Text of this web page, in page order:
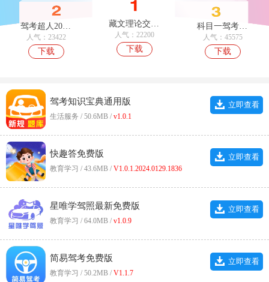
驾考超人2026官方版
人气：23422
下载
藏文理论交规官方最新版
人气：22200
下载
科目一驾考通免费版
人气：45575
下载
驾考知识宝典通用版
生活服务 / 50.6MB / v1.0.1
立即查看
快趣答免费版
教育学习 / 43.6MB / V1.0.1.2024.0129.1836
立即查看
星唯学驾照最新免费版
教育学习 / 64.0MB / v1.0.9
立即查看
简易驾考免费版
教育学习 / 50.2MB / V1.1.7
立即查看